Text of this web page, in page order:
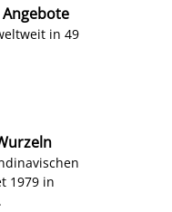
in 49
1979 in